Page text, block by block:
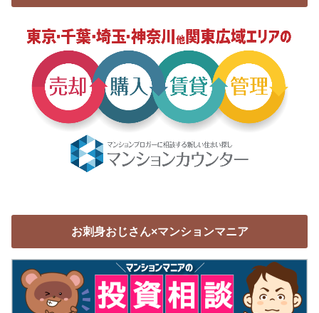
お刺身おじさん×マンションマニア